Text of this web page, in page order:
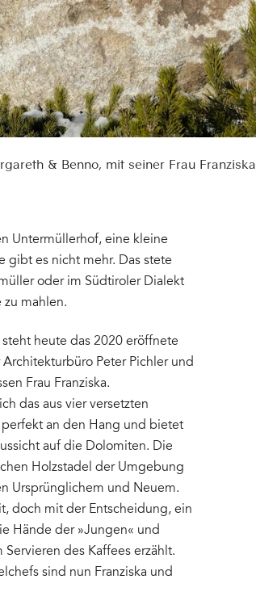
& Benno, mit seiner Frau Franziska
Untermüllerhof, eine kleine
gibt es nicht mehr. Das stete
oder im Südtiroler Dialekt
zu mahlen.
heute das 2020 eröffnete
Peter Pichler und
Frau Franziska.
das aus vier versetzten
an den Hang und bietet
auf die Dolomiten. Die
Holzstadel der Umgebung
Ursprünglichem und Neuem.
doch mit der Entscheidung, ein
Hände der »Jungen« und
des Kaffees erzählt.
sind nun Franziska und